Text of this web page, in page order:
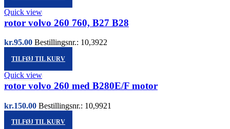
Quick view
rotor volvo 260 760, B27 B28
kr.95.00 Bestillingsnr.: 10,3922
TILFØJ TIL KURV
Quick view
rotor volvo 260 med B280E/F motor
kr.150.00 Bestillingsnr.: 10,9921
TILFØJ TIL KURV